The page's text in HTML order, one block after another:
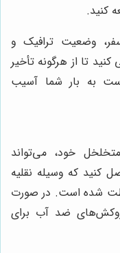
کنید.
وضعیت ترافیک و
تا از هرگونه تأخیر
به بار شما آسیب
خود، می‌تواند
کنید که وسیله نقلیه
شده است. در صورت
روکش‌های ضد آب برای